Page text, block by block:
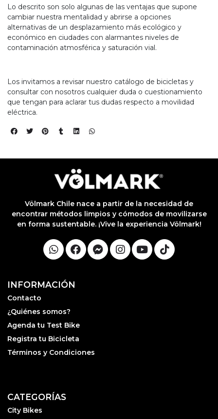
$
No
Lo descrito son solo algunas de las ventajas que supone
cambiar nuestra mentalidad y abrirse a opciones
alternativas de un desplazamiento más ecológico y
económico en ciudades con alarmantes niveles de
contaminación atmosférica y saturación vial.
Los invitamos a revisar nuestro catálogo de bicicletas y
consultar con nosotros cualquier duda o cuestionamiento
que tengan para aclarar tus dudas respecto a movilidad
eléctrica.
Völmark Chile nace a partir de la necesidad de
encontrar métodos limpios y cómodos de movilizarse
en forma sustentable. ¡Vive la experiencia Völmark!
INFORMACIÓN
Contacto
¿Quiénes somos?
Agenda tu Test Bike
Registra tu Bicicleta
Términos y Condiciones
CATEGORÍAS
City Bikes